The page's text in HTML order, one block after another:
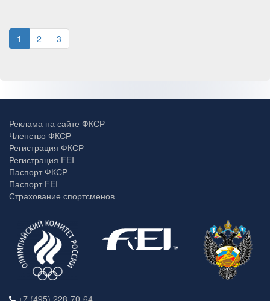
1 2 3
Реклама на сайте ФКСР
Членство ФКСР
Регистрация ФКСР
Регистрация FEI
Паспорт ФКСР
Паспорт FEI
Страхование спортсменов
+7 (495) 228-70-64